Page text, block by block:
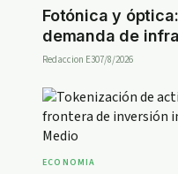
Fotónica y
demanda de
Redaccion E307/8/2026
ECONOMIA